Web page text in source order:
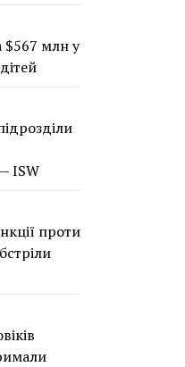
$567 млн у
ISW
проти